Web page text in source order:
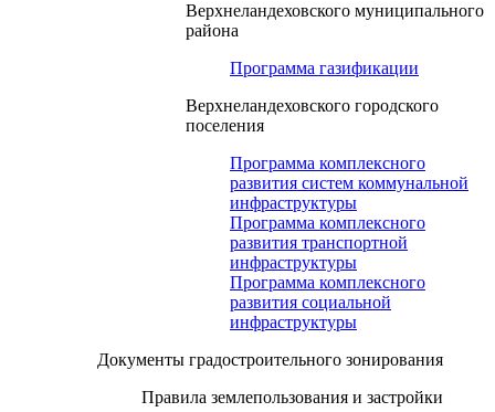
Верхнеландеховского муниципального
района
Программа газификации
Верхнеландеховского городского
поселения
Программа комплексного
развития систем коммунальной
инфраструктуры
Программа комплексного
развития транспортной
инфраструктуры
Программа комплексного
развития социальной
инфраструктуры
Документы градостроительного зонирования
Правила землепользования и застройки